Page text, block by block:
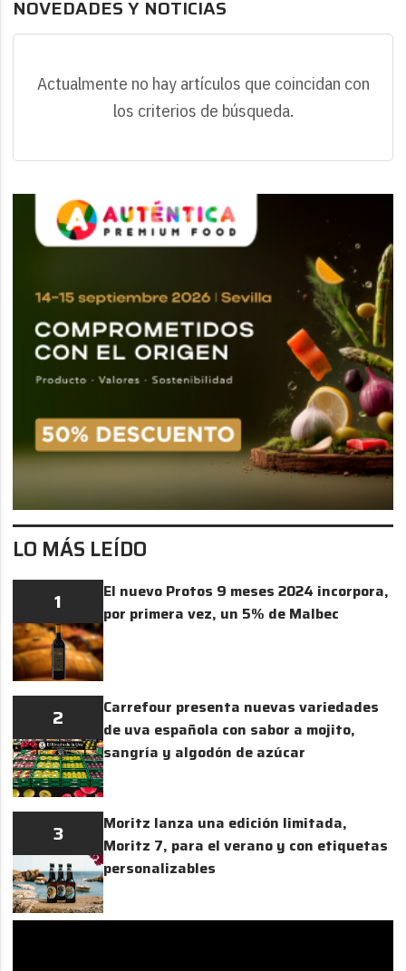
NOVEDADES Y NOTICIAS
Actualmente no hay artículos que coincidan con
los criterios de búsqueda.
LO MÁS LEÍDO
1
El nuevo Protos 9 meses 2024 incorpora,
por primera vez, un 5% de Malbec
2
Carrefour presenta nuevas variedades
de uva española con sabor a mojito,
sangría y algodón de azúcar
3
Moritz lanza una edición limitada,
Moritz 7, para el verano y con etiquetas
personalizables